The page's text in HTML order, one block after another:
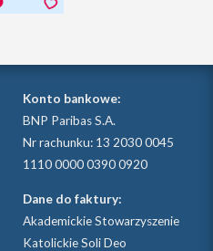
Konto bankowe:
BNP Paribas S.A.
Nr rachunku: 13 2030 0045
1110 0000 0390 0920
Dane do faktury:
Akademickie Stowarzyszenie
Katolickie Soli Deo